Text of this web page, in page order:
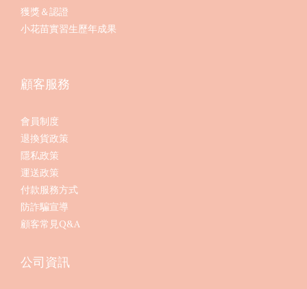
獲獎＆認證
小花苗實習生歷年成果
顧客服務
會員制度
退換貨政策
隱私政策
運送政策
付款服務方式
防詐騙宣導
顧客常見Q&A
公司資訊